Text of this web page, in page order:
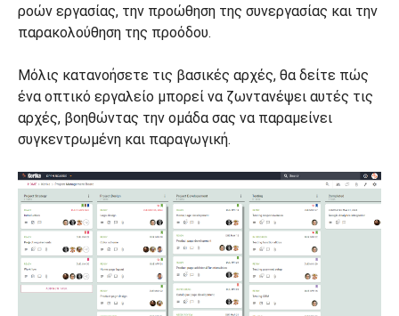
ροών εργασίας, την προώθηση της συνεργασίας και την
παρακολούθηση της προόδου.
Μόλις κατανοήσετε τις βασικές αρχές, θα δείτε πώς
ένα οπτικό εργαλείο μπορεί να ζωντανέψει αυτές τις
αρχές, βοηθώντας την ομάδα σας να παραμείνει
συγκεντρωμένη και παραγωγική.